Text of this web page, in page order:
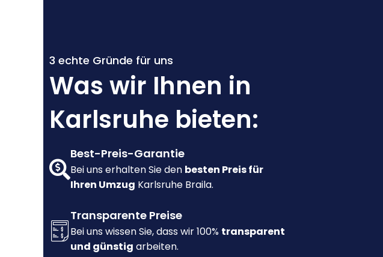
3 echte Gründe für uns
Was wir Ihnen in
Karlsruhe bieten:
Best-Preis-Garantie
Bei uns erhalten Sie den besten Preis für
Ihren Umzug Karlsruhe Braila.
Transparente Preise
Bei uns wissen Sie, dass wir 100% transparent
und günstig arbeiten.